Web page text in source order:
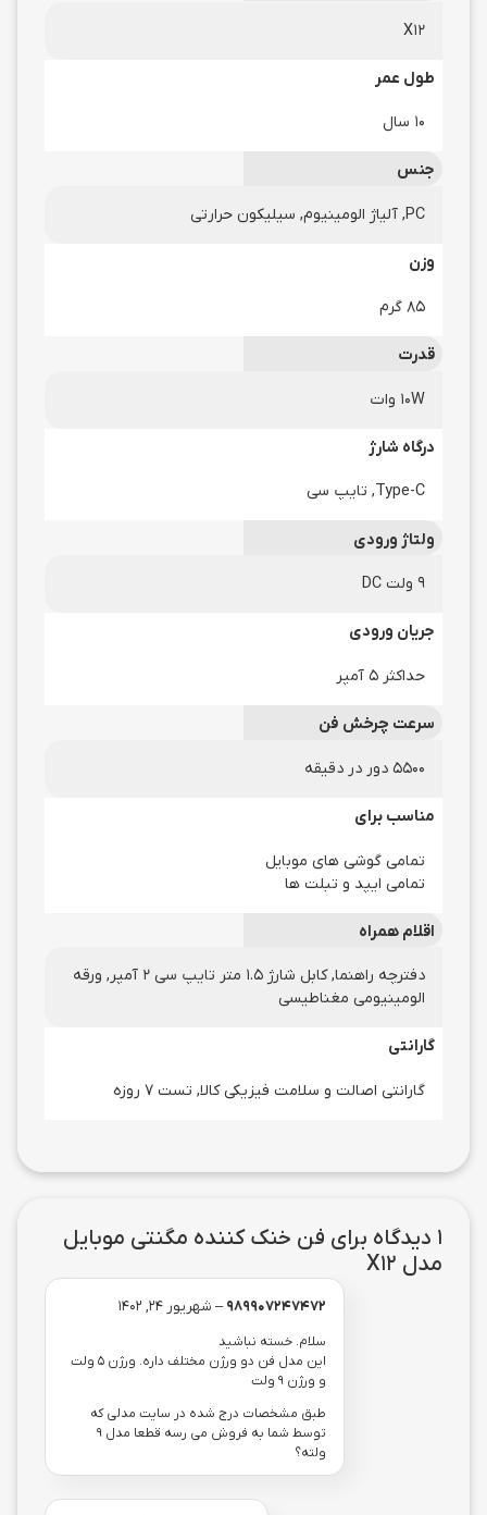
X12
طول عمر
10 سال
جنس
PC, آلیاژ الومینیوم, سیلیکون حرارتی
وزن
85 گرم
قدرت
10W وات
درگاه شارژ
Type-C, تایپ سی
ولتاژ ورودی
9 ولت DC
جریان ورودی
حداکثر 5 آمپر
سرعت چرخش فن
5500 دور در دقیقه
مناسب برای
تمامی گوشی های موبایل
تمامی ایپد و تبلت ها
اقلام همراه
دفترچه راهنما, کابل شارژ 1.5 متر تایپ سی 2 آمپر, ورقه
الومینیومی مغناطیسی
گارانتی
گارانتی اصالت و سلامت فیزیکی کالا, تست 7 روزه
1 دیدگاه برای
فن خنک کننده مگنتی موبایل
مدل X12
989907247472
– شهریور 24, 1402
سلام. خسته نباشید
این مدل فن دو ورژن مختلف داره. ورژن 5 ولت
و ورژن 9 ولت
طبق مشخصات درج شده در سایت مدلی که
توسط شما به فروش می رسه قطعا مدل 9
ولته؟